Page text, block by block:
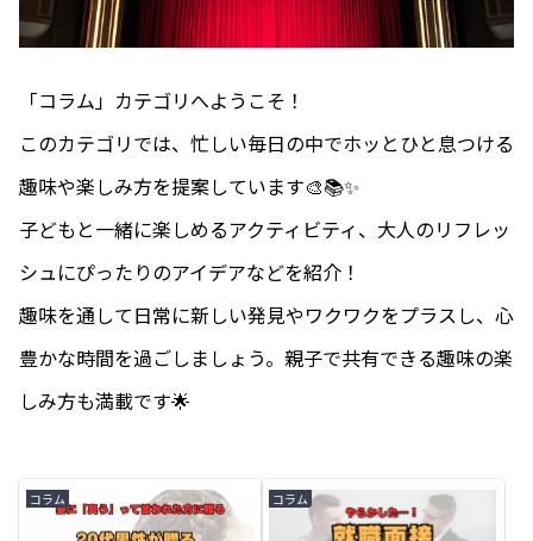
「コラム」カテゴリへようこそ！
このカテゴリでは、忙しい毎日の中でホッとひと息つける
趣味や楽しみ方を提案しています🎨📚✨
子どもと一緒に楽しめるアクティビティ、大人のリフレッ
シュにぴったりのアイデアなどを紹介！
趣味を通して日常に新しい発見やワクワクをプラスし、心
豊かな時間を過ごしましょう。親子で共有できる趣味の楽
しみ方も満載です🌟
コラム コラム